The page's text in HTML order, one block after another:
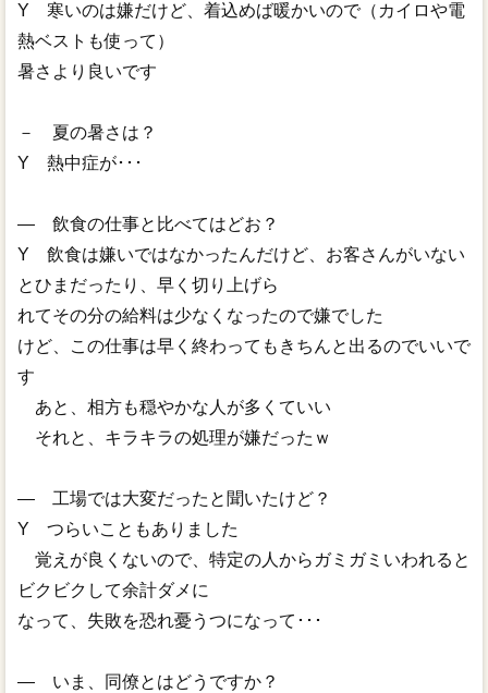
Y 寒いのは嫌だけど、着込めば暖かいので（カイロや電
熱ベストも使って）
暑さより良いです
－ 夏の暑さは？
Y 熱中症が･･･
― 飲食の仕事と比べてはどお？
Y 飲食は嫌いではなかったんだけど、お客さんがいない
とひまだったり、早く切り上げら
れてその分の給料は少なくなったので嫌でした
けど、この仕事は早く終わってもきちんと出るのでいいで
す
あと、相方も穏やかな人が多くていい
それと、キラキラの処理が嫌だったｗ
― 工場では大変だったと聞いたけど？
Y つらいこともありました
覚えが良くないので、特定の人からガミガミいわれると
ビクビクして余計ダメに
なって、失敗を恐れ憂うつになって･･･
― いま、同僚とはどうですか？